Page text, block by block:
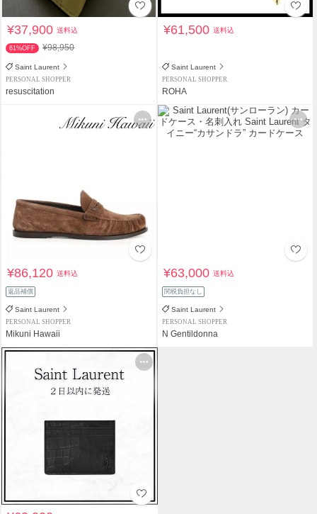
¥37,900送料込
61%OFF ¥98,950
Saint Laurent
PERSONAL SHOPPER
resuscitation
¥61,500送料込
Saint Laurent
PERSONAL SHOPPER
ROHA
¥86,120送料込
返品補償
Saint Laurent
PERSONAL SHOPPER
Mikuni Hawaii
¥63,000送料込
関税負担なし
Saint Laurent
PERSONAL SHOPPER
N Gentildonna